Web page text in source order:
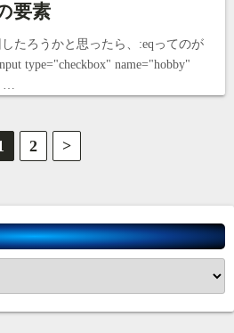
要素
たろうかと思ったら、:eqってのが
type="checkbox" name="hobby"
…
2 >